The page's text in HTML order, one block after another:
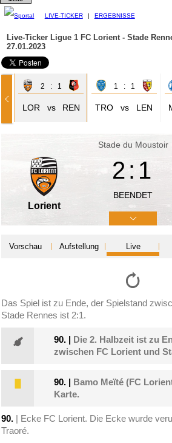
LIVE-TICKER | ERGEBNISSE
Live-Ticker Ligue 1 FC Lorient - Stade
27.01.2023
2 : 1
LOR vs REN
1 : 1
TRO vs LEN
Stade du Moustoir
Lorient
2:1
BEENDET
Vorschau Aufstellung Live
Das Spiel ist zu Ende, der Spielstand
Stade Rennes ist 2:1.
90. | Die 2. Halbzeit ist zu
zwischen FC Lorient und
90. | Bamo Meïté (FC
Karte.
90. | Ecke FC Lorient. Die Ecke wurde
Traoré.